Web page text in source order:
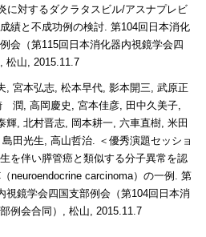
に対するダクラタスビル/アスナプレビ
績と不成功例の検討. 第104回日本消化
会（第115回日本消化器内視鏡学会四
松山, 2015.11.7
, 宮本弘志, 松本早代, 影本開三, 武原正
潤, 高岡慶史, 宮本佳彦, 田中久美子,
輝, 北村晋志, 岡本耕一, 六車直樹, 米田
田光生, 高山哲治. ＜優秀演題セッショ
を伴い膵管癌と類似する分子異常を認
neuroendocrine carcinoma）の一例. 第
視鏡学会四国支部例会（第104回日本消
例会合同）, 松山, 2015.11.7